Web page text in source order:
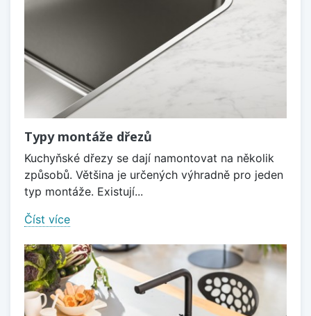
Typy montáže dřezů
Kuchyňské dřezy se dají namontovat na několik
způsobů. Většina je určených výhradně pro jeden
typ montáže. Existují...
Číst více